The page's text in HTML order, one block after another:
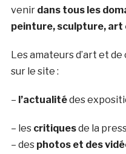
venir dans tous les
peinture, sculpture, art
Les amateurs d’art et
sur le site :
– l’actualitédes
– les critiquesde la
– desphotos et des